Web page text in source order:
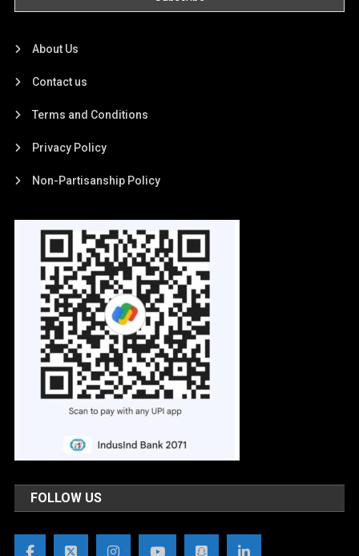
About Us
Contact us
Terms and Conditions
Privacy Policy
Non-Partisanship Policy
FOLLOW US